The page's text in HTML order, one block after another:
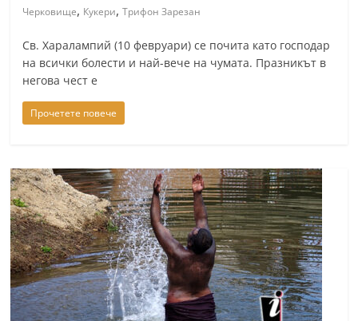
g
.
n
,
g
a
l
l
e
Черковище, Кукери,Трифон Зарезан
Св. Харалампий (10 февруари) се почита като господар
на всички болести и най-вече на чумата. Празникът в
негова чест е
Прочетете повече